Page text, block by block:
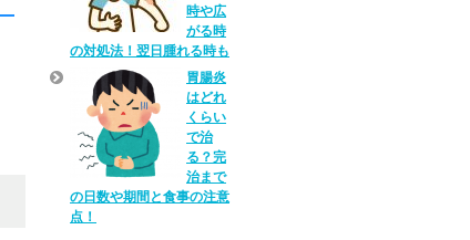
時や広
がる時
の対処法！翌日腫れる時も
胃腸炎
はどれ
くらい
で治
る？完
治まで
の日数や期間と食事の注意
点！